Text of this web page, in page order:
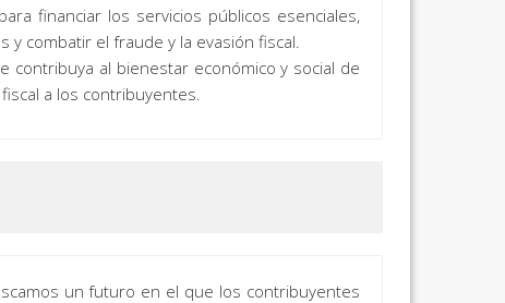
financiar los servicios públicos esenciales,
y combatir el fraude y la evasión fiscal.
contribuya al bienestar económico y social de
a los contribuyentes.
un futuro en el que los contribuyentes